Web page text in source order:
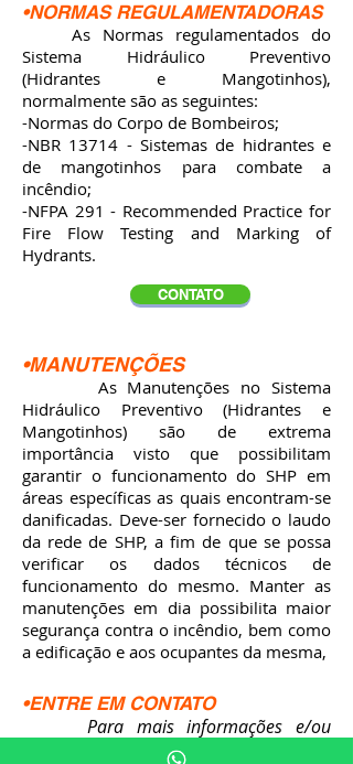
•NORMAS REGULAMENTADORAS
As Normas regulamentados do
Sistema Hidráulico Preventivo
(Hidrantes e Mangotinhos),
normalmente são as seguintes:
-Normas do Corpo de Bombeiros;
-NBR 13714 - Sistemas de hidrantes e
de mangotinhos para combate a
incêndio;
-NFPA 291 - Recommended Practice for
Fire Flow Testing and Marking of
Hydrants.
CONTATO
•MANUTENÇÕES
As Manutenções no Sistema
Hidráulico Preventivo (Hidrantes e
Mangotinhos) são de extrema
importância visto que possibilitam
garantir o funcionamento do SHP em
áreas específicas as quais encontram-se
danificadas. Deve-ser fornecido o laudo
da rede de SHP, a fim de que se possa
verificar os dados técnicos de
funcionamento do mesmo. Manter as
manutenções em dia possibilita maior
segurança contra o incêndio, bem como
a edificação e aos ocupantes da mesma,
•ENTRE EM CONTATO
Para mais informações e/ou
orçamentos, entre em contato